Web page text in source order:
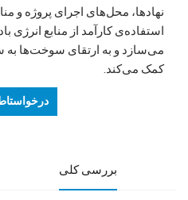
نهادها، محل‌های اجرای پروژه و
استفاده‌ی کارآمد از منابع انرژی
می‌سازد و به ارتقای سوخت‌ها
کمک می‌کند.
بررسی کلی